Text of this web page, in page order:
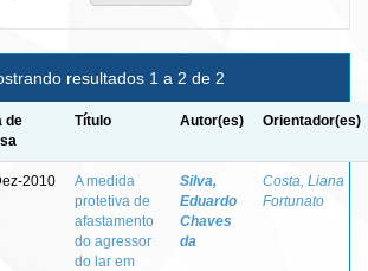
resultados 1 a 2 de 2
de
Título Autor(es) Orientador(es)
2010
A medida
protetiva de
afastamento
do agressor
do lar em
Silva,
Eduardo
Chaves
da
Costa, Liana
Fortunato